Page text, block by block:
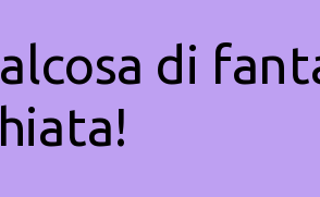
di